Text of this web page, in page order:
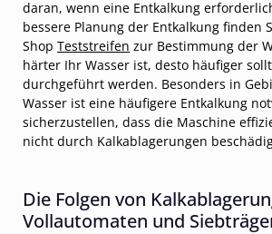
daran, wenn eine Entkalkung
bessere Planung der Entkalkung finden
Shop Teststreifen zur Bestimmung der
härter Ihr Wasser ist, desto häufiger
durchgeführt werden. Besonders in
Wasser ist eine häufigere Entkalkung
sicherzustellen, dass die Maschine
nicht durch Kalkablagerungen
Die Folgen von
Vollautomaten und